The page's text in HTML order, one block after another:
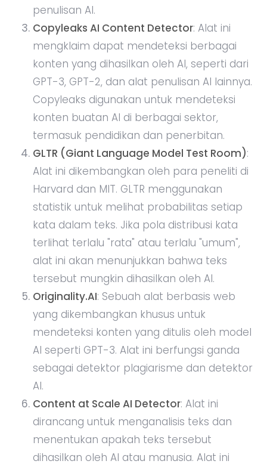
penulisan AI.
Copyleaks AI Content Detector: Alat ini
mengklaim dapat mendeteksi berbagai
konten yang dihasilkan oleh AI, seperti dari
GPT-3, GPT-2, dan alat penulisan AI lainnya.
Copyleaks digunakan untuk mendeteksi
konten buatan AI di berbagai sektor,
termasuk pendidikan dan penerbitan.
GLTR (Giant Language Model Test Room):
Alat ini dikembangkan oleh para peneliti di
Harvard dan MIT. GLTR menggunakan
statistik untuk melihat probabilitas setiap
kata dalam teks. Jika pola distribusi kata
terlihat terlalu "rata" atau terlalu "umum",
alat ini akan menunjukkan bahwa teks
tersebut mungkin dihasilkan oleh AI.
Originality.AI: Sebuah alat berbasis web
yang dikembangkan khusus untuk
mendeteksi konten yang ditulis oleh model
AI seperti GPT-3. Alat ini berfungsi ganda
sebagai detektor plagiarisme dan detektor
AI.
Content at Scale AI Detector: Alat ini
dirancang untuk menganalisis teks dan
menentukan apakah teks tersebut
dihasilkan oleh AI atau manusia. Alat ini